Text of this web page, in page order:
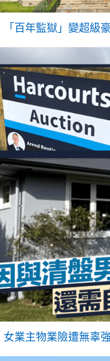
「百年監獄」變超級
女業主物業險遭無辜